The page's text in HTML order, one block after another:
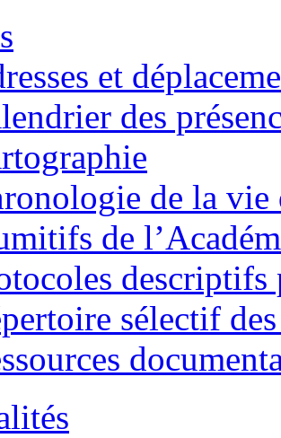
et
des
de la vie
de
descriptifs
sélectif